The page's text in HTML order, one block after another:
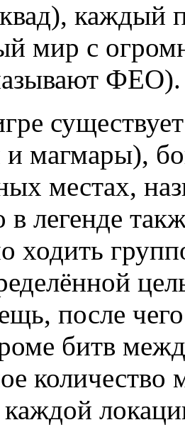
каждый
мир с
ФЕО).
магмары),
местах,
в легенде
ходить
после
битв
количество
каждой